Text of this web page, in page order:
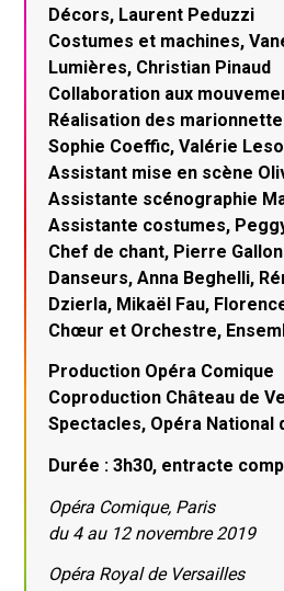
Décors, Laurent Peduzzi
Costumes et machines,
Lumières, Christian Pinaud
Collaboration aux
Réalisation des
Sophie Coeffic, Valérie
Assistant mise en scène
Assistante scénographie
Assistante costumes,
Chef de chant, Pierre Gallon
Danseurs, Anna Beghelli,
Dzierla, Mikaël Fau,
Chœur et Orchestre,
Production Opéra Comique
Coproduction Château de
Spectacles, Opéra National
Durée : 3h30, entracte
Opéra Comique, Paris
du 4 au 12 novembre 2019
Opéra Royal de Versailles